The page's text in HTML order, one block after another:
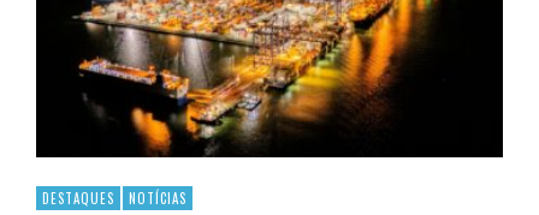
DESTAQUES NOTÍCIAS